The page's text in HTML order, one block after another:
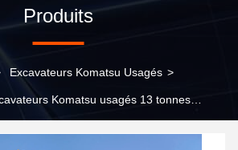
Produits
Excavateurs Komatsu Usagés >
Komatsu usagés 13 tonnes